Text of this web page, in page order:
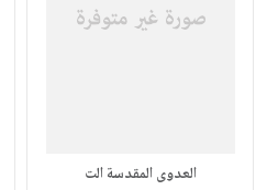
العدوى المقدسة الت